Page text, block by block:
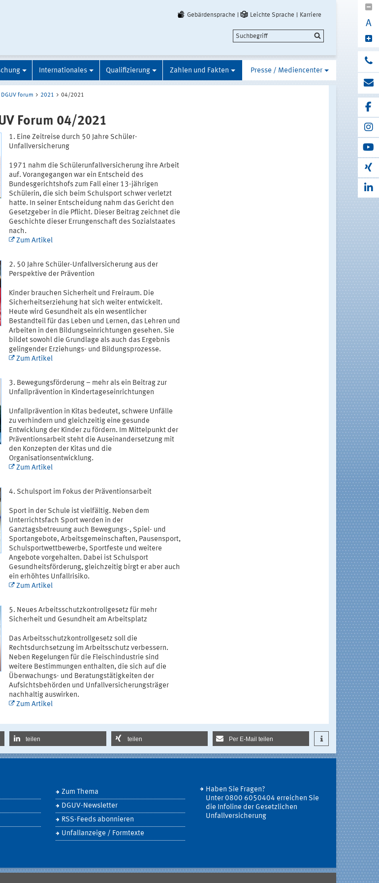
Gebärdensprache Leichte Sprache Karriere
A
Internationales Qualifizierung Zahlen und Fakten Presse / Mediencenter
DGUV forum 2021 04/2021
Forum 04/2021
Eine Zeitreise durch 50 Jahre Schüler-
Unfallversicherung
1971 nahm die Schülerunfallversicherung ihre Arbeit
auf. Vorangegangen war ein Entscheid des
Bundesgerichtshofs zum Fall einer 13-jährigen
Schülerin, die sich beim Schulsport schwer verletzt
hatte. In seiner Entscheidung nahm das Gericht den
Gesetzgeber in die Pflicht. Dieser Beitrag zeichnet die
Geschichte dieser Errungenschaft des Sozialstaates
nach.
Zum Artikel
50 Jahre Schüler-Unfallversicherung aus der
Perspektive der Prävention
Kinder brauchen Sicherheit und Freiraum. Die
Sicherheitserziehung hat sich weiter entwickelt.
Heute wird Gesundheit als ein wesentlicher
Bestandteil für das Leben und Lernen, das Lehren und
Arbeiten in den Bildungseinrichtungen gesehen. Sie
bildet sowohl die Grundlage als auch das Ergebnis
gelingender Erziehungs- und Bildungsprozesse.
Zum Artikel
Bewegungsförderung – mehr als ein Beitrag zur
Unfallprävention in Kindertageseinrichtungen
Unfallprävention in Kitas bedeutet, schwere Unfälle
zu verhindern und gleichzeitig eine gesunde
Entwicklung der Kinder zu fördern. Im Mittelpunkt der
Präventionsarbeit steht die Auseinandersetzung mit
den Konzepten der Kitas und die
Organisationsentwicklung.
Zum Artikel
Schulsport im Fokus der Präventionsarbeit
Sport in der Schule ist vielfältig. Neben dem
Unterrichtsfach Sport werden in der
Ganztagsbetreuung auch Bewegungs-, Spiel- und
Sportangebote, Arbeitsgemeinschaften, Pausensport,
Schulsportwettbewerbe, Sportfeste und weitere
Angebote vorgehalten. Dabei ist Schulsport
Gesundheitsförderung, gleichzeitig birgt er aber auch
ein erhöhtes Unfallrisiko.
Zum Artikel
Neues Arbeitsschutzkontrollgesetz für mehr
Sicherheit und Gesundheit am Arbeitsplatz
Das Arbeitsschutzkontrollgesetz soll die
Rechtsdurchsetzung im Arbeitsschutz verbessern.
Neben Regelungen für die Fleischindustrie sind
weitere Bestimmungen enthalten, die sich auf die
Überwachungs- und Beratungstätigkeiten der
Aufsichtsbehörden und Unfallversicherungsträger
nachhaltig auswirken.
Zum Artikel
teilen teilen Per E-Mail teilen
Zum Thema
DGUV-Newsletter
RSS-Feeds abonnieren
Unfallanzeige / Formtexte
Haben Sie Fragen?
Unter 0800 6050404 erreichen Sie
die Infoline der Gesetzlichen
Unfallversicherung